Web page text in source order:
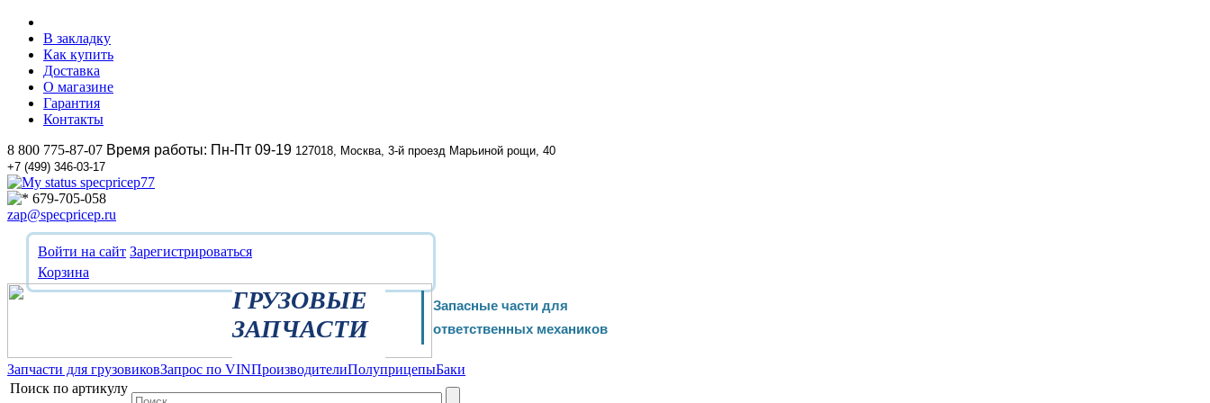
В закладку
Как купить
Доставка
О магазине
Гарантия
Контакты
8 800 775-87-07 Время работы: Пн-Пт 09-19 127018, Москва, 3-й проезд Марьиной рощи, 40
+7 (499) 346-03-17
specpricep77
679-705-058
zap@specpricep.ru
Войти на сайт Зарегистрироваться
Корзина
ГРУЗОВЫЕ
ЗАПЧАСТИ
Запасные части для
ответственных механиков
Запчасти для грузовиковЗапрос по VINПроизводителиПолуприцепыБаки
Поиск по артикулу